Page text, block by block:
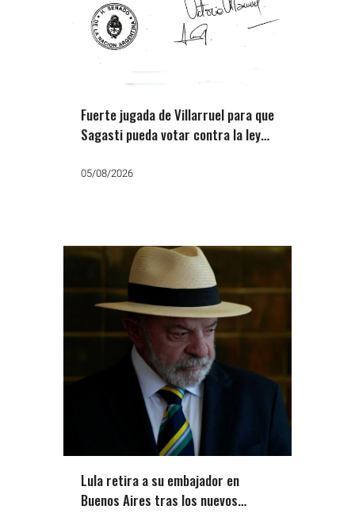
Fuerte jugada de Villarruel para que
Sagasti pueda votar contra la ley
05/08/2026
Lula retira a su embajador en
Buenos Aires tras los nuevos